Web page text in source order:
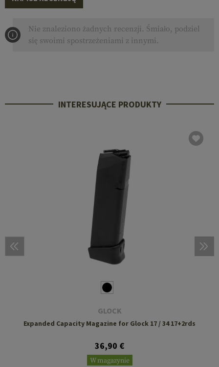
Nie znaleziono żadnych recenzji. Śmiało, podziel
się swoimi spostrzeżeniami z innymi.
INTERESUJĄCE PRODUKTY
GLOCK
Expanded Capacity Magazine for Glock 17 / 34 17+2rds
36,90 €
W magazynie